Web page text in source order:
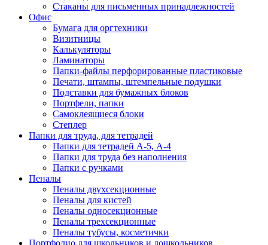
Стаканы для письменных принадлежностей
Офис
Бумага для оргтехники
Визитницы
Калькуляторы
Ламинаторы
Папки-файлы перфорированные пластиковые
Печати, штампы, штемпельные подушки
Подставки для бумажных блоков
Портфели, папки
Самоклеящиеся блоки
Степлер
Папки для труда, для тетрадей
Папки для тетрадей А-5, А-4
Папки для труда без наполнения
Папки с ручками
Пеналы
Пеналы двухсекционные
Пеналы для кистей
Пеналы односекционные
Пеналы трехсекционные
Пеналы тубусы, косметички
Портфолио для школьников и дошкольников